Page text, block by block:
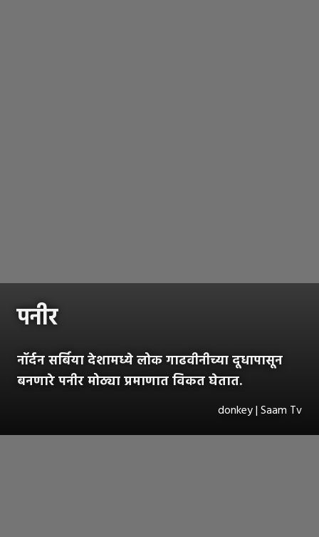
पनीर
नॉर्दन सर्बिया देशामध्ये लोक गाढवीनीच्या दूधापासून
बनणारे पनीर मोठ्या प्रमाणात विकत घेतात.
donkey | Saam Tv